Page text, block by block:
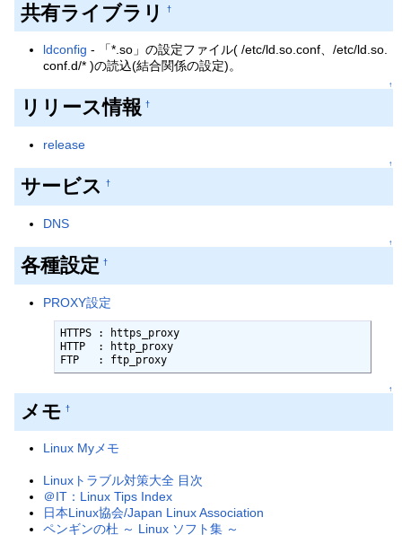
共有ライブラリ †
ldconfig - 「*.so」の設定ファイル( /etc/ld.so.conf、/etc/ld.so.
conf.d/* )の読込(結合関係の設定)。
↑
リリース情報 †
release
↑
サービス †
DNS
↑
各種設定 †
PROXY設定
HTTPS : https_proxy
HTTP  : http_proxy
FTP   : ftp_proxy
↑
メモ †
Linux Myメモ
Linuxトラブル対策大全 目次
＠IT：Linux Tips Index
日本Linux協会/Japan Linux Association
ペンギンの杜 ～ Linux ソフト集 ～